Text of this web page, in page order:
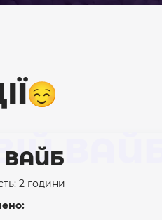
ВАЙБ
ВАЙБ
2 години